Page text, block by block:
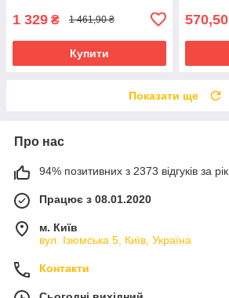
1 329 ₴ 1 461,90 ₴
Купити
570,50
Показати ще
Про нас
94% позитивних з 2373 відгуків за рік
Працює з 08.01.2020
м. Київ
вул. Ізюмська 5, Київ, Україна
Контакти